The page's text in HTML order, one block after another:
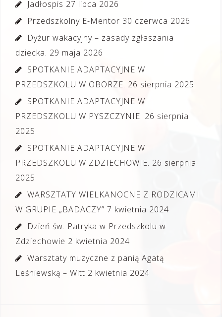
Jadłospis 27 lipca 2026
Przedszkolny E-Mentor 30 czerwca 2026
Dyżur wakacyjny – zasady zgłaszania
dziecka. 29 maja 2026
SPOTKANIE ADAPTACYJNE W
PRZEDSZKOLU W OBORZE. 26 sierpnia 2025
SPOTKANIE ADAPTACYJNE W
PRZEDSZKOLU W PYSZCZYNIE. 26 sierpnia
2025
SPOTKANIE ADAPTACYJNE W
PRZEDSZKOLU W ZDZIECHOWIE. 26 sierpnia
2025
WARSZTATY WIELKANOCNE Z RODZICAMI
W GRUPIE „BADACZY” 7 kwietnia 2024
Dzień św. Patryka w Przedszkolu w
Zdziechowie 2 kwietnia 2024
Warsztaty muzyczne z panią Agatą
Leśniewską – Witt 2 kwietnia 2024